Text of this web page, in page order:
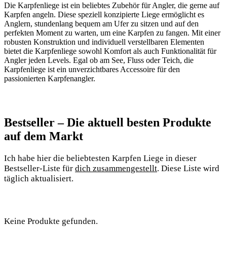
Die Karpfenliege ist ein beliebtes Zubehör für Angler, die gerne auf
Karpfen angeln. Diese speziell konzipierte Liege ermöglicht es
Anglern, stundenlang bequem am Ufer zu sitzen und auf den
perfekten Moment zu warten, um eine Karpfen zu fangen. Mit einer
robusten Konstruktion und individuell verstellbaren Elementen
bietet die Karpfenliege sowohl Komfort als auch Funktionalität für
Angler jeden Levels. Egal ob am See, Fluss oder Teich, die
Karpfenliege ist ein unverzichtbares Accessoire für den
passionierten Karpfenangler.
Bestseller – Die aktuell besten Produkte
auf dem Markt
Ich habe hier die beliebtesten Karpfen Liege in dieser
Bestseller-Liste für dich zusammengestellt. Diese Liste wird
täglich aktualisiert.
Keine Produkte gefunden.